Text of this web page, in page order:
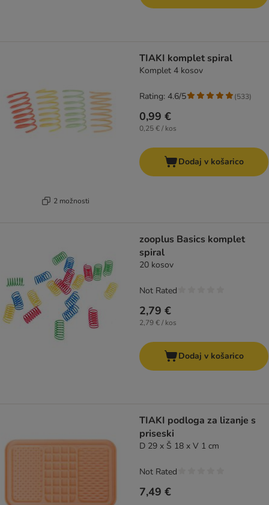
2 možnosti
TIAKI komplet spiral
Komplet 4 kosov
0,99 €
0,25 € / kos
Rating: 4.6/5 (533)
Dodaj v košarico
zooplus Basics komplet
spiral
20 kosov
2,79 €
2,79 € / kos
Not Rated
Dodaj v košarico
TIAKI podloga za lizanje s
priseski
D 29 x Š 18 x V 1 cm
7,49 €
Not Rated